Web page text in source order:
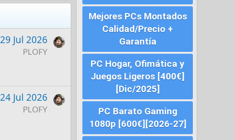
29 Jul 2026
PLOFY
24 Jul 2026
PLOFY
Mejores PCs Montados
Calidad/Precio +
Garantía
PC Hogar, Ofimática y
Juegos Ligeros [400€]
[Dic/2025]
PC Barato Gaming
1080p [600€][2026-27]